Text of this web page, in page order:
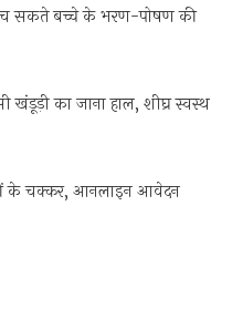
बच सकते बच्चे के भरण-पोषण की
खंडूड़ी का जाना हाल, शीघ्र स्वस्थ
के चक्कर, आनलाइन आवेदन